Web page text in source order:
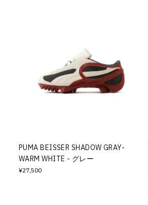
PUMA BEISSER SHADOW GRAY-
WARM WHITE - グレー
¥27,500